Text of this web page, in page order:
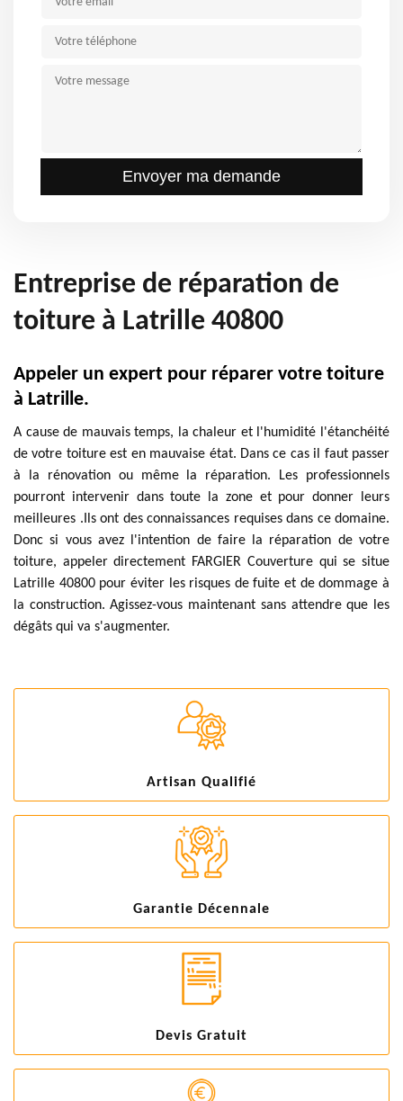
Entreprise de réparation de
toiture à Latrille 40800
Appeler un expert pour réparer votre toiture
à Latrille.
A cause de mauvais temps, la chaleur et l'humidité l'étanchéité
de votre toiture est en mauvaise état. Dans ce cas il faut passer
à la rénovation ou même la réparation. Les professionnels
pourront intervenir dans toute la zone et pour donner leurs
meilleures .Ils ont des connaissances requises dans ce domaine.
Donc si vous avez l'intention de faire la réparation de votre
toiture, appeler directement FARGIER Couverture qui se situe
Latrille 40800 pour éviter les risques de fuite et de dommage à
la construction. Agissez-vous maintenant sans attendre que les
dégâts qui va s'augmenter.
Artisan Qualifié
Garantie Décennale
Devis Gratuit